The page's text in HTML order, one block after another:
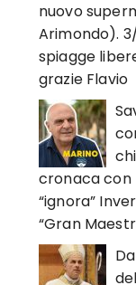
nuovo
Arimondo).
spiagge
grazie Flavio
cronaca con
“ignora”
“Gran